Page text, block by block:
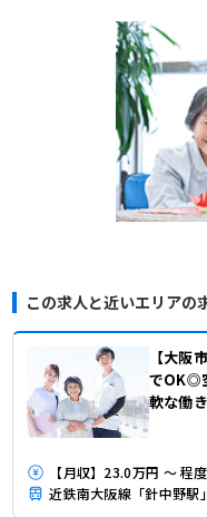
この求人と近いエリアの
【大阪
でOK◎
軟な働
【月収】23.0万円 ～ 程度
近鉄南大阪線「針中野駅